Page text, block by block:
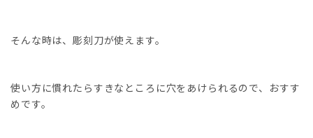
そんな時は、彫刻刀が使えます。
使い方に慣れたらすきなところに穴をあけられるので、おすす
めです。